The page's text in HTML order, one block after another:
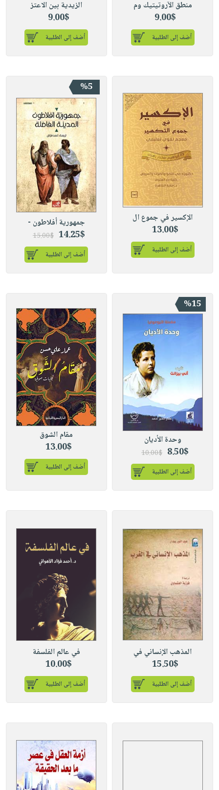
منطق الآروتيتيك وم
9.00$
أضف إلى الطلبية
الزيدية بين الاعتز
9.00$
أضف إلى الطلبية
الإكسير في جموع ال
13.00$
أضف إلى الطلبية
%5
جمهورية أفلاطون -
14.25$
15.00$
أضف إلى الطلبية
%15
وحدة الأديان
8.50$
10.00$
أضف إلى الطلبية
مقام الشوق
13.00$
أضف إلى الطلبية
المذهب الإنساني في
15.50$
أضف إلى الطلبية
في عالم الفلسفة
10.00$
أضف إلى الطلبية